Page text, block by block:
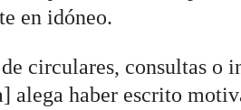
en idóneo.
circulares, consultas o
alega haber escrito